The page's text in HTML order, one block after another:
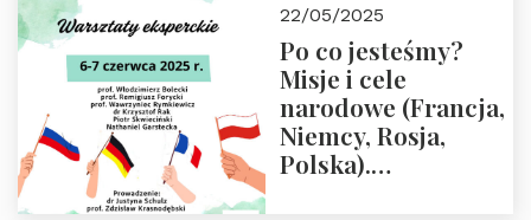
22/05/2025
Po co jesteśmy?
Misje i cele
narodowe (Francja,
Niemcy, Rosja,
Polska).